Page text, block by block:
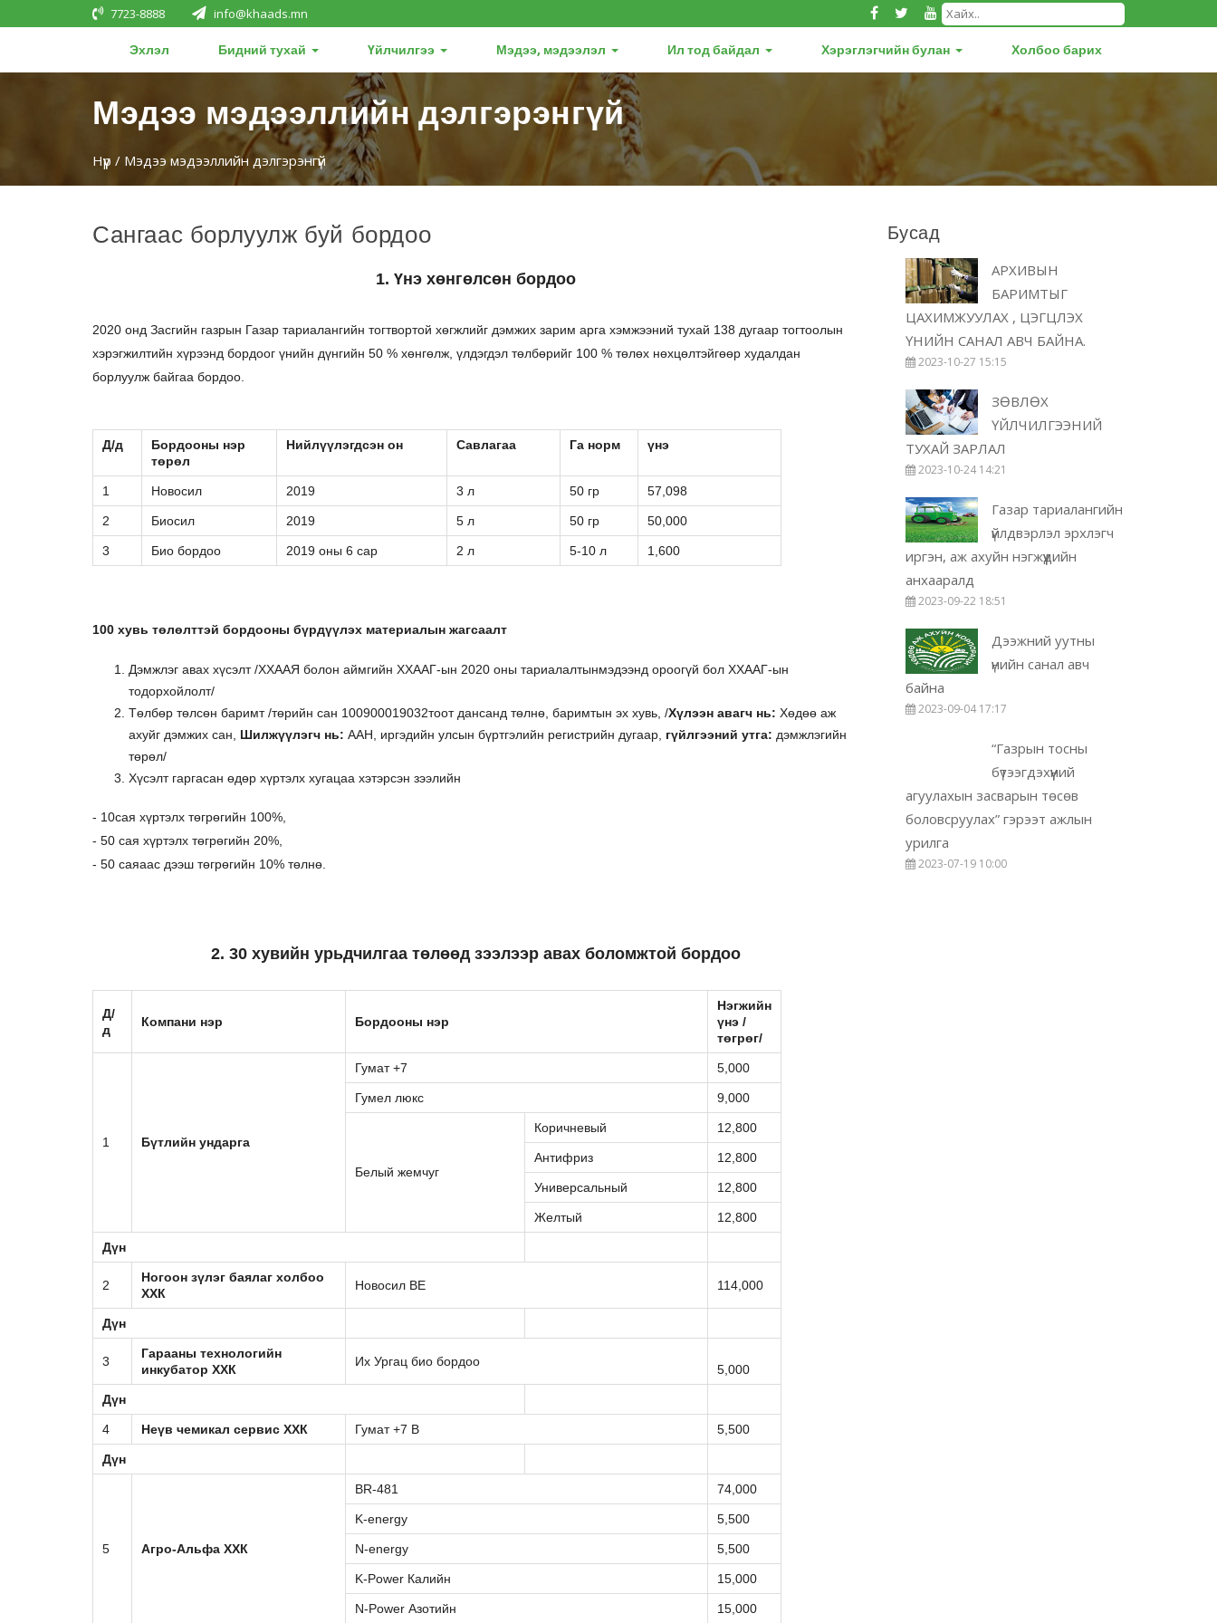
7723-8888 info@khaads.mn
Эхлэл Бидний тухай Үйлчилгээ Мэдээ, мэдээлэл Ил тод байдал Хэрэглэгчийн булан Холбоо барих
Мэдээ мэдээллийн дэлгэрэнгүй
Нүүр / Мэдээ мэдээллийн дэлгэрэнгүй
Сангаас борлуулж буй бордоо
1. Үнэ хөнгөлсөн бордоо
2020 онд Засгийн газрын Газар тариалангийн тогтвортой хөгжлийг дэмжих зарим арга хэмжээний тухай 138 дугаар тогтоолын
хэрэгжилтийн хүрээнд бордоог үнийн дүнгийн 50 % хөнгөлж, үлдэгдэл төлбөрийг 100 % төлөх нөхцөлтэйгөөр худалдан
борлуулж байгаа бордоо.
Д/д
Бордооны нэр
төрөл
Нийлүүлэгдсэн он Савлагаа Га норм үнэ
1 Новосил 2019 3 л 50 гр 57,098
2 Биосил 2019 5 л 50 гр 50,000
3 Био бордоо 2019 оны 6 сар 2 л 5-10 л 1,600
100 хувь төлөлттэй бордооны бүрдүүлэх материалын жагсаалт
Дэмжлэг авах хүсэлт /ХХААЯ болон аймгийн ХХААГ-ын 2020 оны тариалалтынмэдээнд ороогүй бол ХХААГ-ын
тодорхойлолт/
Төлбөр төлсөн баримт /төрийн сан 100900019032тоот дансанд төлнө, баримтын эх хувь, /Хүлээн авагч нь: Хөдөө аж
ахуйг дэмжих сан,
Шилжүүлэгч нь: ААН, иргэдийн улсын бүртгэлийн регистрийн дугаар, гүйлгээний утга: дэмжлэгийн
төрөл/
Хүсэлт гаргасан өдөр хүртэлх хугацаа хэтэрсэн зээлийн
- 10сая хүртэлх төгрөгийн 100%,
- 50 сая хүртэлх төгрөгийн 20%,
- 50 саяаас дээш төгрөгийн 10% төлнө.
2.30 хувийн урьдчилгаа төлөөд зээлээр авах боломжтой бордоо
Д/
д
Компани нэр Бордооны нэр
Нэгжийн
үнэ /
төгрөг/
1 Бүтлийн ундарга
Гумат +7 5,000
Гумел люкс 9,000
Белый жемчуг
Коричневый 12,800
Антифриз 12,800
Универсальный 12,800
Желтый 12,800
Дүн
2
Ногоон зүлэг баялаг холбоо
ХХК
Новосил ВЕ 114,000
Дүн
3
Гарааны технологийн
инкубатор ХХК
Их Ургац био бордоо
5,000
Дүн
4 Неүв чемикал сервис ХХК Гумат +7 В 5,500
Дүн
5 Агро-Альфа ХХК
BR-481 74,000
K-energy 5,500
N-energy 5,500
K-Power Калийн 15,000
N-Power Азотийн 15,000
Бусад
АРХИВЫН
БАРИМТЫГ
ЦАХИМЖУУЛАХ , ЦЭГЦЛЭХ
ҮНИЙН САНАЛ АВЧ БАЙНА.
2023-10-27 15:15
ЗӨВЛӨХ
ҮЙЛЧИЛГЭЭНИЙ
ТУХАЙ ЗАРЛАЛ
2023-10-24 14:21
Газар тариалангийн
үйлдвэрлэл эрхлэгч
иргэн, аж ахуйн нэгжүүдийн
анхааралд
2023-09-22 18:51
Дээжний уутны
үнийн санал авч
байна
2023-09-04 17:17
“Газрын тосны
бүтээгдэхүүний
агуулахын засварын төсөв
боловсруулах” гэрээт ажлын
урилга
2023-07-19 10:00